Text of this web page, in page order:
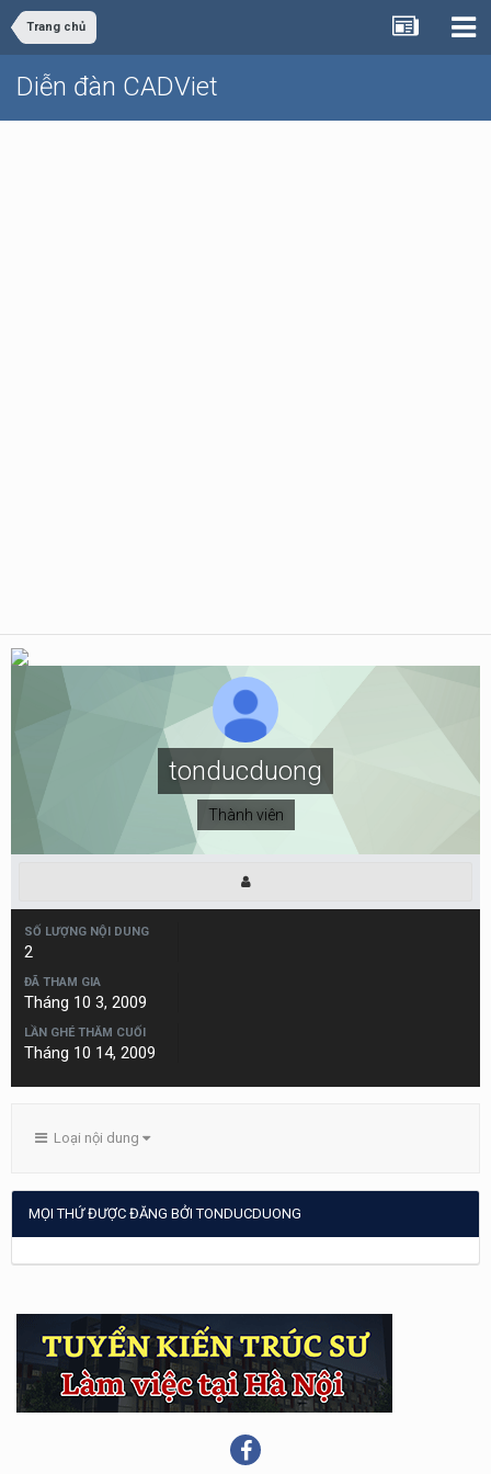
Trang chủ
Diễn đàn CADViet
tonducduong
Thành viên
SỐ LƯỢNG NỘI DUNG
2
ĐÃ THAM GIA
Tháng 10 3, 2009
LẦN GHÉ THĂM CUỐI
Tháng 10 14, 2009
Loại nội dung
MỌI THỨ ĐƯỢC ĐĂNG BỞI TONDUCDUONG